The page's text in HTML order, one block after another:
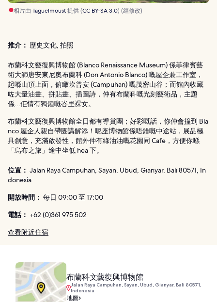
相片由 Taguelmoust提供 (CC BY-SA 3.0) (經修改)
推介： 歷史文化, 拍照
布蘭科文藝復興博物館 (Blanco Renaissance Museum) 係菲律賓藝
術大師唐安東尼奧布蘭科 (Don Antonio Blanco) 嘅屋企兼工作室，
起喺山頂上面，俯瞰坎普安 (Campuhan) 嘅茂密山谷；而館內收藏
咗大量油畫、拼貼畫、插圖詩，仲有布蘭科嘅光刻藝術品，主題
係…佢情有獨鍾嘅峇里裸女。
布蘭科文藝復興博物館全日都有導賞團；好彩嘅話，你仲會撞到 Bla
nco 屋企人親自帶團講解添！呢座博物館係唔錯嘅中途站，展品極
具創意，充滿啟發性，館外仲有綠油油嘅花園同 Cafe，方便你喺
「烏布之旅」途中坐低 hea 下。
位置： Jalan Raya Campuhan, Sayan, Ubud, Gianyar, Bali 80571, In
donesia
開放時間： 每日 09:00 至 17:00
電話： +62 (0)361 975 502
查看附近住宿
布蘭科文藝復興博物館
Jalan Raya Campuhan, Sayan, Ubud, Gianyar, Bali 80571,
Indonesia
地圖